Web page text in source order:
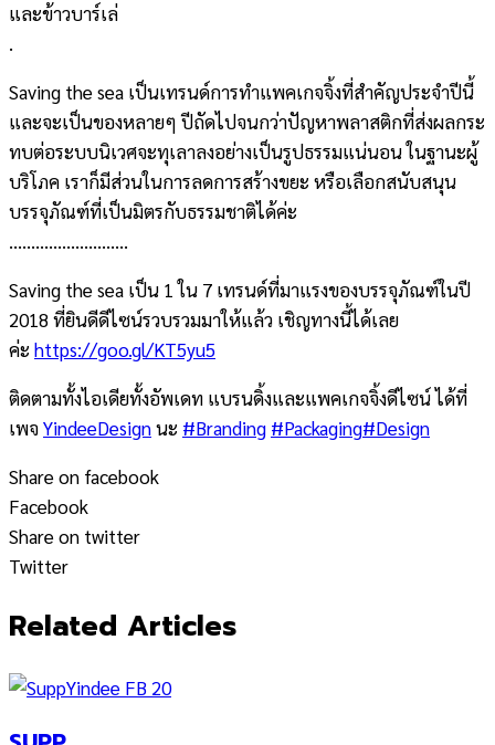
และข้าวบาร์เล่
.
Saving the sea เป็นเทรนด์การทำแพคเกจจิ้งที่สำคัญประจำปีนี้
และจะเป็นของหลายๆ ปีถัดไปจนกว่าปัญหาพลาสติกที่ส่งผลกระ
ทบต่อระบบนิเวศจะทุเลาลงอย่างเป็นรูปธรรมแน่นอน ในฐานะผู้
บริโภค เราก็มีส่วนในการลดการสร้างขยะ หรือเลือกสนับสนุน
บรรจุภัณฑ์ที่เป็นมิตรกับธรรมชาติได้ค่ะ
………………………
Saving the sea เป็น 1 ใน 7 เทรนด์ที่มาแรงของบรรจุภัณฑ์ในปี
2018 ที่ยินดีดีไซน์รวบรวมมาให้แล้ว เชิญทางนี้ได้เลย
ค่ะ https://goo.gl/KT5yu5
ติดตามทั้งไอเดียทั้งอัพเดท แบรนดิ้งและแพคเกจจิ้งดีไซน์ ได้ที่
เพจYindeeDesignนะ #Branding #Packaging#Design
Share on facebook
Facebook
Share on twitter
Twitter
Related Articles